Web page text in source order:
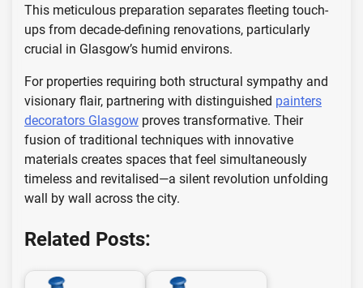
This meticulous preparation separates fleeting touch-
ups from decade-defining renovations, particularly
crucial in Glasgow’s humid environs.
For properties requiring both structural sympathy and
visionary flair, partnering with distinguished painters
decorators Glasgow proves transformative. Their
fusion of traditional techniques with innovative
materials creates spaces that feel simultaneously
timeless and revitalised—a silent revolution unfolding
wall by wall across the city.
Related Posts: